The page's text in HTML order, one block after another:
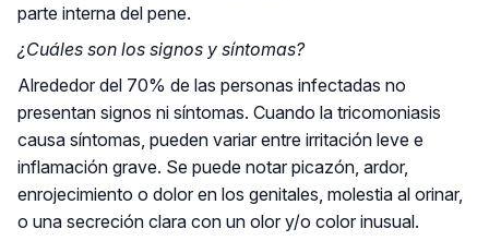
parte interna del pene.
¿Cuáles son los signos y síntomas?
Alrededor del 70% de las personas infectadas no
presentan signos ni síntomas. Cuando la tricomoniasis
causa síntomas, pueden variar entre irritación leve e
inflamación grave. Se puede notar picazón, ardor,
enrojecimiento o dolor en los genitales, molestia al orinar,
o una secreción clara con un olor y/o color inusual.